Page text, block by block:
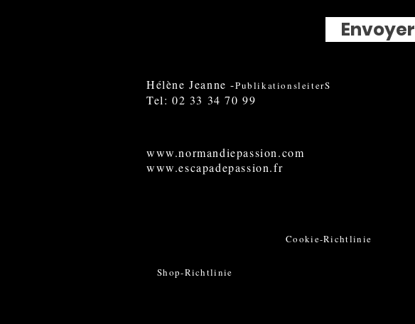
Envoyer
Hélène Jeanne -PublikationsleiterS
Tel: 02 33 34 70 99
www.normandiepassion.com
www.escapadepassion.fr
Cookie-Richtlinie
Shop-Richtlinie